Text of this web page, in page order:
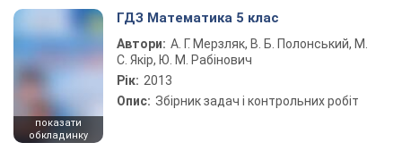
показати
обкладинку
ГДЗ Математика 5 клас
Автори: А. Г. Мерзляк, В. Б. Полонський, М.
С. Якір, Ю. М. Рабінович
Рік: 2013
Опис: Збірник задач і контрольних робіт